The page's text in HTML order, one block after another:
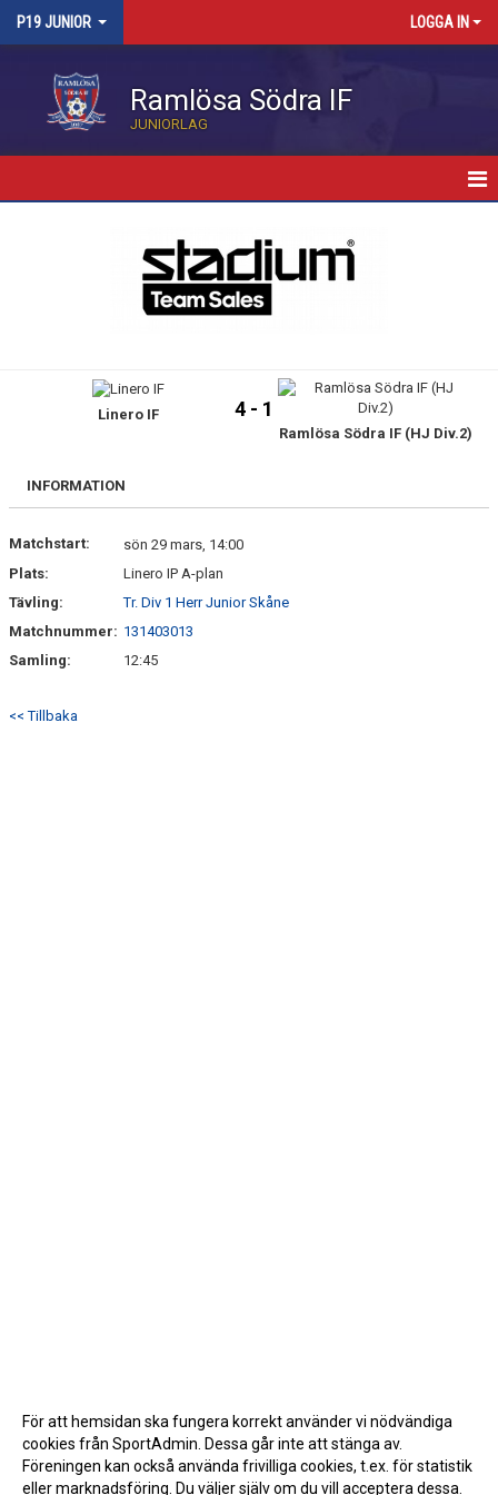
P19 JUNIOR LOGGA IN
Ramlösa Södra IF
JUNIORLAG
KONTAKT
Linero IF 4 - 1
Ramlösa Södra IF (HJ Div.2)
INFORMATION
Matchstart:
sön 29 mars, 14:00
Plats:
Linero IP A-plan
Tävling:
Tr. Div 1 Herr Junior Skåne
Matchnummer: 131403013
Samling:
12:45
<< Tillbaka
För att hemsidan ska fungera korrekt använder vi nödvändiga
cookies från SportAdmin. Dessa går inte att stänga av.
Föreningen kan också använda frivilliga cookies, t.ex. för statistik
eller marknadsföring. Du väljer själv om du vill acceptera dessa.